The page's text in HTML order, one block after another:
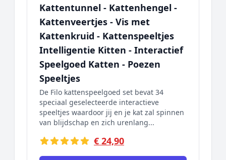
Kattentunnel - Kattenhengel -
Kattenveertjes - Vis met
Kattenkruid - Kattenspeeltjes
Intelligentie Kitten - Interactief
Speelgoed Katten - Poezen
Speeltjes
De Filo kattenspeelgoed set bevat 34
speciaal geselecteerde interactieve
speeltjes waardoor jij en je kat zal spinnen
van blijdschap en zich urenlang...
€ 24,90